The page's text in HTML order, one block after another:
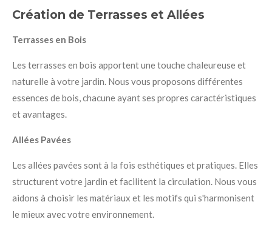
Création de Terrasses et Allées
Terrasses en Bois
Les terrasses en bois apportent une touche chaleureuse et
naturelle à votre jardin. Nous vous proposons différentes
essences de bois, chacune ayant ses propres caractéristiques
et avantages.
Allées Pavées
Les allées pavées sont à la fois esthétiques et pratiques. Elles
structurent votre jardin et facilitent la circulation. Nous vous
aidons à choisir les matériaux et les motifs qui s'harmonisent
le mieux avec votre environnement.